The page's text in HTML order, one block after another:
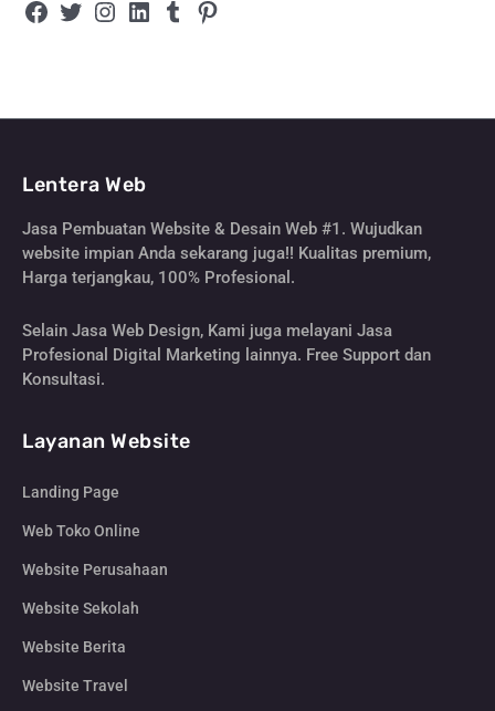
Lentera Web
Jasa Pembuatan Website & Desain Web #1. Wujudkan
website impian Anda sekarang juga!! Kualitas premium,
Harga terjangkau, 100% Profesional.
Selain Jasa Web Design, Kami juga melayani Jasa
Profesional Digital Marketing lainnya. Free Support dan
Konsultasi.
Layanan Website
Landing Page
Web Toko Online
Website Perusahaan
Website Sekolah
Website Berita
Website Travel